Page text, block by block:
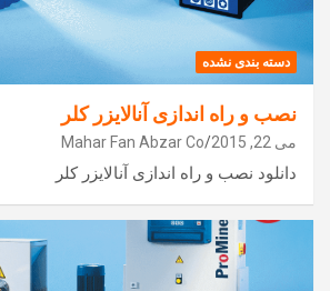
دسته بندی نشده
نصب و راه اندازی آنالایزر کلر
می 22, 2015 Mahar Fan Abzar Co
دانلود نصب و راه اندازی آنالایزر کلر